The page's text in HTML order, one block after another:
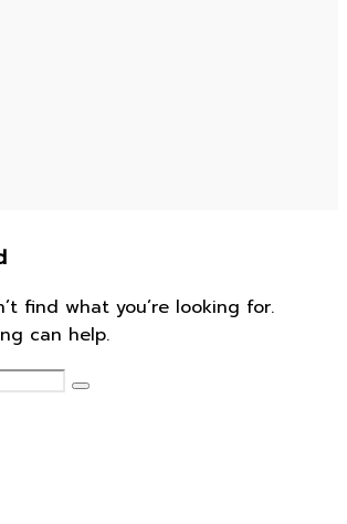
find what you’re looking for.
can help.